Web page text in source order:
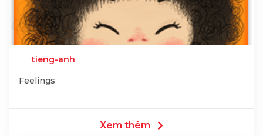
tieng-anh
Feelings
Xem thêm